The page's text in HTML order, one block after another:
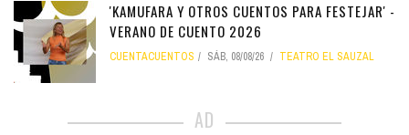
'KAMUFARA Y OTROS CUENTOS PARA FESTEJAR' -
VERANO DE CUENTO 2026
CUENTACUENTOS SÁB, 08/08/26 TEATRO EL SAUZAL
AD